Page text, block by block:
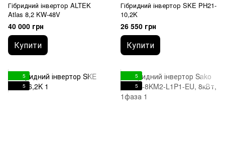
Гібридний інвертор ALTEK
Atlas 8,2 KW-48V
40 000 грн
Купити
Гібридний інвертор SKE PH21-
10,2K
26 550 грн
Купити
5
5
5
5